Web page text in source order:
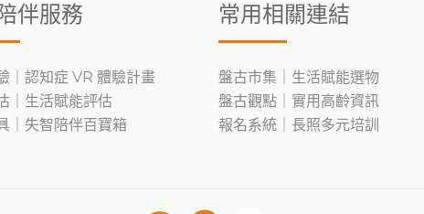
伴服務
｜認知症 VR 體驗計畫
｜生活賦能評估
｜失智陪伴百寶箱
常用相關連結
盤古市集｜生活賦能選物
盤古觀點｜實用高齡資訊
報名系統｜長照多元培訓